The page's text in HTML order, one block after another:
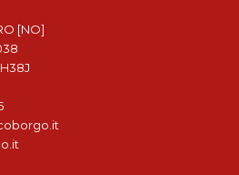
[NO]